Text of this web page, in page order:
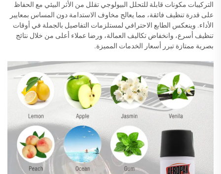
التركيبات مكونات قابلة للتحلل البيولوجي تقلل من الأثر البيئي مع الحفاظ
على قدرة تنظيف فائقة، مما يعالج مخاوف الاستدامة دون المساس بمعايير
الأداء. وينعكس الطابع الاحترافي لمستلزمات التفاصيل بالجملة في أوقات
تنظيف أسرع، وانخفاض تكاليف العمالة، ورضا عملاء أعلى من خلال نتائج
بصرية ممتازة تبرر أسعار الخدمات المميزة.